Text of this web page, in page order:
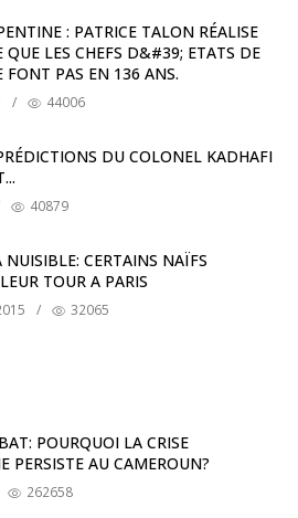
: PATRICE TALON RÉALISE
QUE LES CHEFS D&#39; ETATS DE
FONT PAS EN 136 ANS.
/ 44006
DU COLONEL KADHAFI
40879
NUISIBLE: CERTAINS NAÏFS
TOUR A PARIS
/ 32065
POURQUOI LA CRISE
PERSISTE AU CAMEROUN?
262658